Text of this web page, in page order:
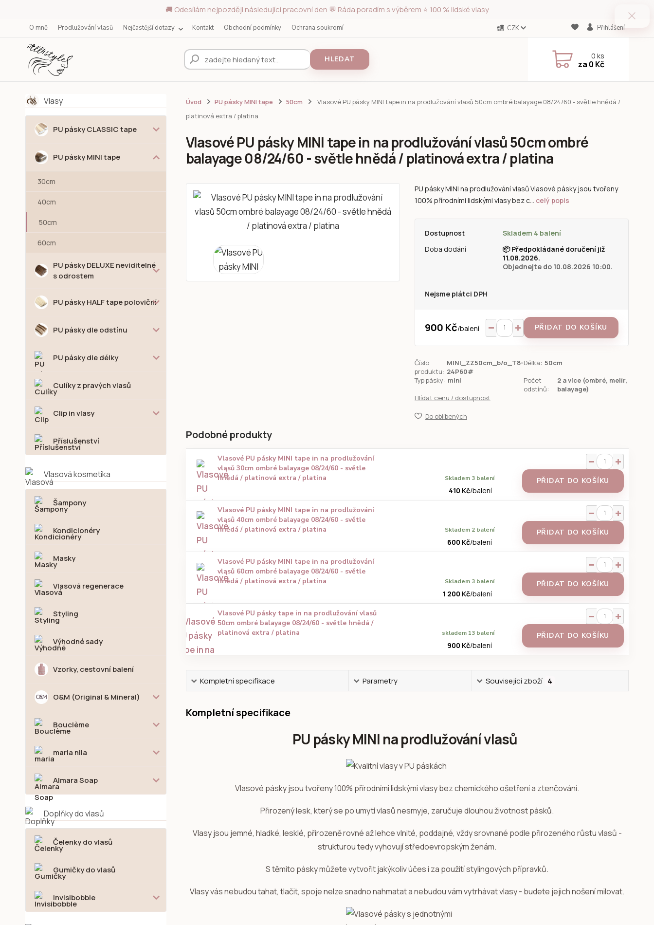
🚚 Odesílám nejpozději následující pracovní den 💬 Ráda poradím s výběrem ⭐ 100 % lidské vlasy
O mně Prodlužování vlasů Nejčastější dotazy Kontakt Obchodní podmínky Ochrana soukromí CZK Přihlášení
HLEDAT 0ks
za 0 Kč
Vlasy
PU pásky CLASSIC tape
PU pásky MINI tape
30cm
40cm
50cm
60cm
PU pásky DELUXE neviditelné
s odrostem
PU pásky HALF tape poloviční
PU pásky dle odstínu
PU pásky dle délky
Culíky z pravých vlasů
Clip in vlasy
Příslušenství
Vlasová kosmetika
Šampony
Kondicionéry
Masky
Vlasová regenerace
Styling
Výhodné sady
Vzorky, cestovní balení
O&M (Original & Mineral)
Bouclème
maria nila
Almara Soap
Doplňky do vlasů
Čelenky do vlasů
Gumičky do vlasů
Invisibobble
Úvod PU pásky MINI tape 50cm
Vlasové PU pásky MINI tape in na prodlužování vlasů 50cm ombré balayage 08/24/60 - světle hnědá /
platinová extra / platina
Vlasové PU pásky MINI tape in na prodlužování vlasů 50cm ombré
balayage 08/24/60 - světle hnědá / platinová extra / platina
PU pásky MINI na prodlužování vlasů Vlasové pásky jsou tvořeny
100% přírodními lidskými vlasy bez c... celý popis
Dostupnost
Skladem 4 balení
Doba dodání
📦Předpokládané doručení již
11.08.2026.
Objednejte do 10.08.2026 10:00.
Nejsme plátci DPH
900 Kč/balení PŘIDAT DO KOŠÍKU
Číslo
produktu:
MINI_ZZ50cm_b/o_T8-
24P60#
Délka: 50cm
Typ pásky: mini
Počet
odstínů:
2 a více (ombré, melír,
balayage)
Hlídat cenu / dostupnost
Do oblíbených
Podobné produkty
Vlasové PU pásky MINI tape in na prodlužování
vlasů 30cm ombré balayage 08/24/60 - světle
hnědá / platinová extra / platina
410 Kč/balení
Skladem 3 balení PŘIDAT DO KOŠÍKU
Vlasové PU pásky MINI tape in na prodlužování
vlasů 40cm ombré balayage 08/24/60 - světle
hnědá / platinová extra / platina
600 Kč/balení
Skladem 2 balení PŘIDAT DO KOŠÍKU
Vlasové PU pásky MINI tape in na prodlužování
vlasů 60cm ombré balayage 08/24/60 - světle
hnědá / platinová extra / platina
1 200 Kč/balení
Skladem 3 balení PŘIDAT DO KOŠÍKU
Vlasové PU pásky tape in na prodlužování vlasů
50cm ombré balayage 08/24/60 - světle hnědá /
platinová extra / platina
900 Kč/balení
skladem 13 balení PŘIDAT DO KOŠÍKU
Kompletní specifikace Parametry Související zboží 4
Kompletní specifikace
PU pásky MINI na prodlužování vlasů
Vlasové pásky jsou tvořeny 100% přírodními lidskými vlasy bez chemického ošetření a ztenčování.
Přirozený lesk, který se po umytí vlasů nesmyje, zaručuje dlouhou životnost pásků.
Vlasy jsou jemné, hladké, lesklé, přirozeně rovné až lehce vlnité, poddajné, vždy srovnané podle přirozeného růstu vlasů -
strukturou tedy vyhovují středoevropským ženám.
S těmito pásky můžete vytvořit jakýkoliv účes i za použití stylingových přípravků.
Vlasy vás nebudou tahat, tlačit, spoje nelze snadno nahmatat a nebudou vám vytrhávat vlasy - budete jejich nošení milovat.